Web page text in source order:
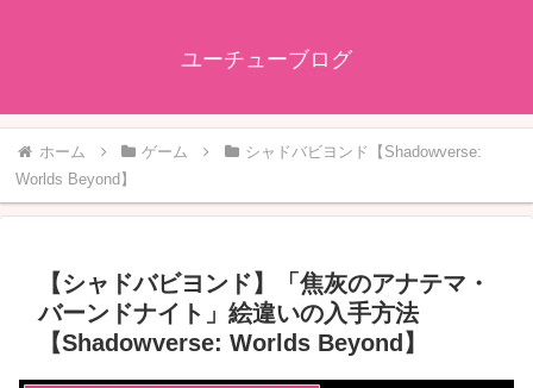
ユーチューブログ
ホーム ゲーム
シャドバビヨンド【Shadowverse:
Worlds Beyond】
【シャドバビヨンド】「焦灰のアナテマ・
バーンドナイト」絵違いの入手方法
【Shadowverse: Worlds Beyond】